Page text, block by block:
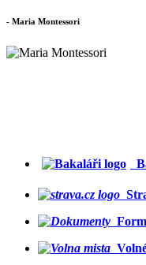
- Maria Montessori